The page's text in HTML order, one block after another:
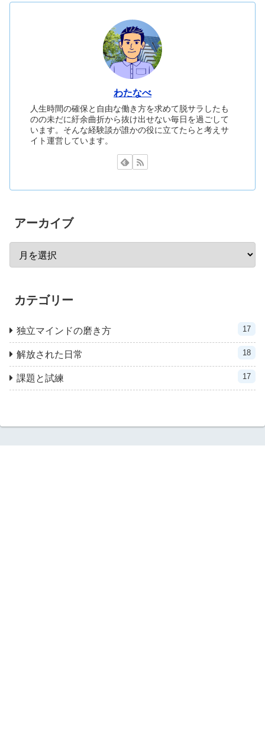
わたなべ
人生時間の確保と自由な働き方を求めて脱サラしたも
のの未だに紆余曲折から抜け出せない毎日を過ごして
います。そんな経験談が誰かの役に立てたらと考えサ
イト運営しています。
アーカイブ
カテゴリー
独立マインドの磨き方 17
解放された日常 18
課題と試練 17